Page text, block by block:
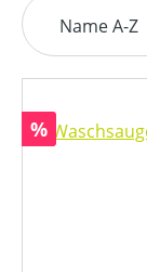
Rabatt
%